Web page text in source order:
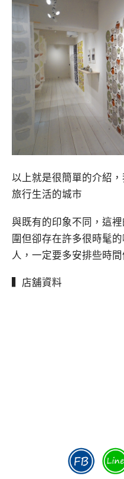
以上就是很簡單的介紹
旅行生活的城市
與既有的印象不同，這
圍但卻存在許多很時髦
人，一定要多安排些時
▍店舖資料